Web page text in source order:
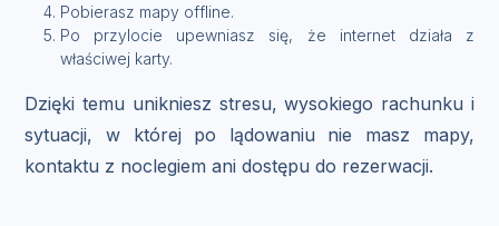
Pobierasz mapy offline.
Po przylocie upewniasz się, że internet działa z
właściwej karty.
Dzięki temu unikniesz stresu, wysokiego rachunku i
sytuacji, w której po lądowaniu nie masz mapy,
kontaktu z noclegiem ani dostępu do rezerwacji.